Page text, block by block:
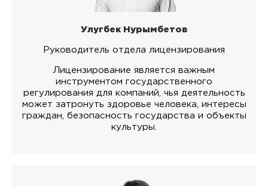
Улугбек Нурымбетов
Руководитель отдела лицензирования
Лицензирование является важным
инструментом государственного
регулирования для компаний, чья деятельность
может затронуть здоровье человека, интересы
граждан, безопасность государства и объекты
культуры.